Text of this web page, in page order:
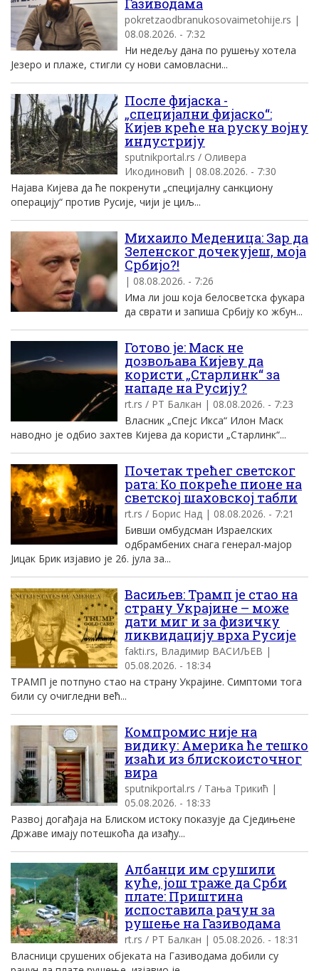
Газиводама
pokretzaodbranukosovaimetohije.rs |
08.08.2026. - 7:32
Ни недељу дана по рушењу хотела
Језеро и плаже, стигли су нови самовласни...
После фијаска -
„специјални фијаско“:
Кијев креће на руску војну
индустрију
sputnikportal.rs / Оливера
Икодиновић | 08.08.2026. - 7:30
Најава Кијева да ће покренути „специјалну санкциону
операцију“ против Русије, чији је циљ...
Михаило Меденица: Зар да
Зеленског дочекујеш, моја
Србијо?!
| 08.08.2026. - 7:26
Има ли још која белосветска фукара
да сврати и запиша Србију ко жбун...
Готово је: Маск не
дозвољава Кијеву да
користи „Старлинк“ за
нападе на Русију?
rt.rs / РТ Балкан | 08.08.2026. - 7:23
Власник „Спејс Икса“ Илон Маск
наводно је одбио захтев Кијева да користи „Старлинк“...
Почетак трећег светског
рата: Ко покреће пионе на
светској шаховској табли
rt.rs / Борис Над | 08.08.2026. - 7:21
Бивши омбудсман Израелских
одбрамбених снага генерал-мајор
Јицак Брик изјавио је 26. јула за...
Васиљев: Трамп је стао на
страну Украјине – може
дати миг и за физичку
ликвидацију врха Русије
fakti.rs, Владимир ВАСИЉЕВ |
05.08.2026. - 18:34
ТРАМП је потпуно стао на страну Украјине. Симптоми тога
били су очигледни већ...
Компромис није на
видику: Америка ће тешко
изаћи из блискоисточног
вира
sputnikportal.rs / Тања Трикић |
05.08.2026. - 18:33
Развој догађаја на Блиском истоку показује да Сједињене
Државе имају потешкоћа да изађу...
Албанци им срушили
куће, још траже да Срби
плате: Приштина
испоставила рачун за
рушење на Газиводама
rt.rs / РТ Балкан | 05.08.2026. - 18:31
Власници срушених објеката на Газиводама добили су